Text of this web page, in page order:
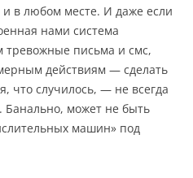
и в любом месте. И даже если
нами система
тревожные письма и смс,
действиям — сделать
что случилось, — не всегда
Банально, может не быть
машин» под